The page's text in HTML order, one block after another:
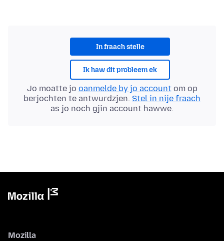
In fraach stelle
Ik haw dit probleem ek
Jo moatte jo oanmelde by jo accountom op
berjochten te antwurdzjen. Stel in nije fraach
as jo noch gjin account hawwe.
Mozilla